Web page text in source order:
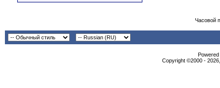
Часовой
Copyright ©2000 -